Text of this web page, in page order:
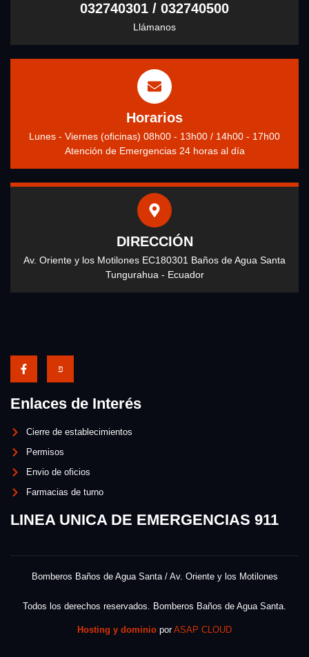
032740301 / 032740500
Llámanos
Horarios
Lunes - Viernes (oficinas) 08h00 - 13h00 / 14h00 - 17h00
Atención de Emergencias 24 horas al día
DIRECCIÓN
Av. Oriente y los Motilones EC180301 Baños de Agua Santa
Tungurahua - Ecuador
Enlaces de Interés
Cierre de establecimientos
Permisos
Envio de oficios
Farmacias de turno
LINEA UNICA DE EMERGENCIAS 911
Bomberos Baños de Agua Santa / Av. Oriente y los Motilones
Todos los derechos reservados. Bomberos Baños de Agua Santa.
Hosting y dominio porASAP CLOUD